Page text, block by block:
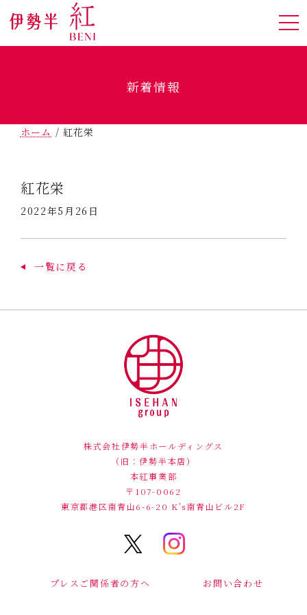
新着情報
ホーム /紅花栄
紅花栄
2022年5月26日
一覧に戻る
株式会社伊勢半ホールディングス
（旧：伊勢半本店）
本紅事業部
〒107-0062
東京都港区南青山6-6-20 K's南青山ビル2F
プレスご関係者の方へ お問い合わせ